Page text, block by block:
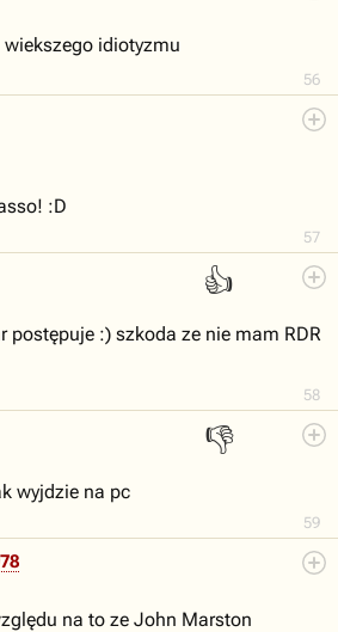
56
idiotyzmu
57
:D
👍
58
postępuje :) szkoda ze nie mam RDR
👎
59
wyjdzie na pc
na to ze John Marston